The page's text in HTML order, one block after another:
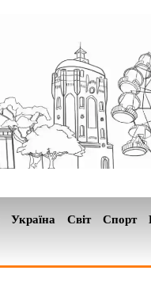
Україна Світ Спорт